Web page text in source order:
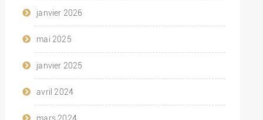
janvier 2026
mai 2025
janvier 2025
avril 2024